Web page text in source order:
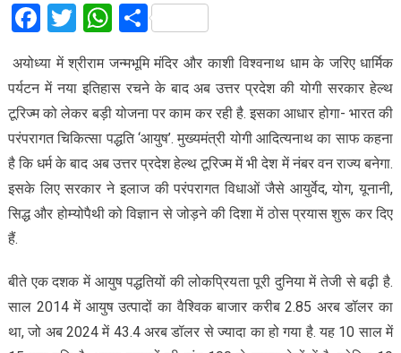
Facebook
Twitter
WhatsApp
Share
अयोध्या में श्रीराम जन्मभूमि मंदिर और काशी विश्वनाथ धाम के जरिए धार्मिक
पर्यटन में नया इतिहास रचने के बाद अब उत्तर प्रदेश की योगी सरकार हेल्थ
टूरिज्म को लेकर बड़ी योजना पर काम कर रही है. इसका आधार होगा- भारत की
परंपरागत चिकित्सा पद्धति ‘आयुष’. मुख्यमंत्री योगी आदित्यनाथ का साफ कहना
है कि धर्म के बाद अब उत्तर प्रदेश हेल्थ टूरिज्म में भी देश में नंबर वन राज्य बनेगा.
इसके लिए सरकार ने इलाज की परंपरागत विधाओं जैसे आयुर्वेद, योग, यूनानी,
सिद्ध और होम्योपैथी को विज्ञान से जोड़ने की दिशा में ठोस प्रयास शुरू कर दिए
हैं.
बीते एक दशक में आयुष पद्धतियों की लोकप्रियता पूरी दुनिया में तेजी से बढ़ी है.
साल 2014 में आयुष उत्पादों का वैश्विक बाजार करीब 2.85 अरब डॉलर का
था, जो अब 2024 में 43.4 अरब डॉलर से ज्यादा का हो गया है. यह 10 साल में